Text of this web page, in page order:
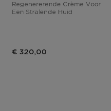
Regenererende Crème Voor
Een Stralende Huid
€ 320,00